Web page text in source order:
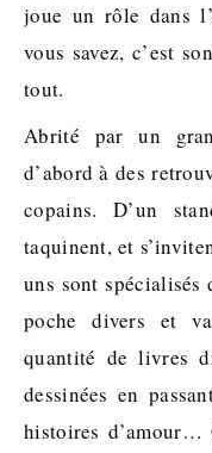
joue un rôle dans
vous savez, c’est
tout.
Abrité par un
d’abord à des
copains. D’un
taquinent, et
uns sont spécialisés
poche divers et
quantité de livres
dessinées en
histoires d’amour…